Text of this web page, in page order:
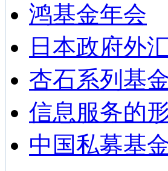
鸿基金年会
日本政府外
杏石系列基
信息服务的
中国私募基